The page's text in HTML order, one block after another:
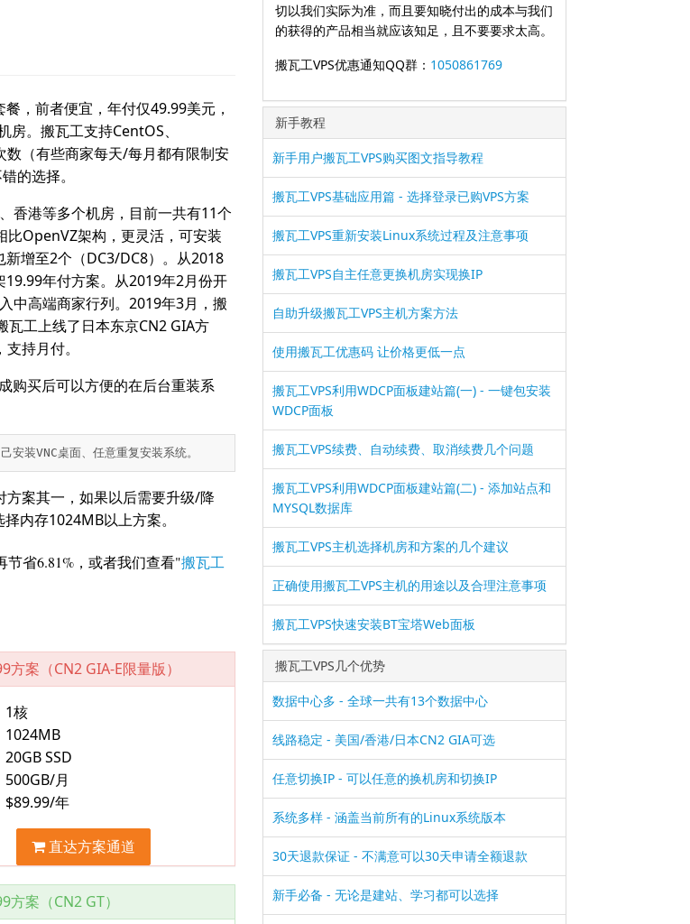
，前者便宜，年付仅49.99美元，
。搬瓦工支持CentOS、
（有些商家每天/每月都有限制安
的选择。
香港等多个机房，目前一共有11个
比OpenVZ架构，更灵活，可安装
增至2个（DC3/DC8）。从2018
年付方案。从2019年2月份开
中高端商家行列。2019年3月，搬
工上线了日本东京CN2 GIA方
持月付。
购买后可以方便的在后台重装系
装VNC桌面、任意重复安装系统。
案其一，如果以后需要升级/降
内存1024MB以上方案。
节省6.81%，或者我们查看"搬瓦工
方案（CN2 GIA-E限量版）
1核
1024MB
SSD
500GB/月
$89.99/年
直达方案通道
方案（CN2 GT）
切以我们实际为准，而且要知晓付出的成本与我们
的获得的产品相当就应该知足，且不要要求太高。
搬瓦工VPS优惠通知QQ群： 1050861769
新手教程
新手用户搬瓦工VPS购买图文指导教程
搬瓦工VPS基础应用篇 - 选择登录已购VPS方案
搬瓦工VPS重新安装Linux系统过程及注意事项
搬瓦工VPS自主任意更换机房实现换IP
自助升级搬瓦工VPS主机方案方法
使用搬瓦工优惠码 让价格更低一点
搬瓦工VPS利用WDCP面板建站篇(一) - 一键包安装
WDCP面板
搬瓦工VPS续费、自动续费、取消续费几个问题
搬瓦工VPS利用WDCP面板建站篇(二) - 添加站点和
MYSQL数据库
搬瓦工VPS主机选择机房和方案的几个建议
正确使用搬瓦工VPS主机的用途以及合理注意事项
搬瓦工VPS快速安装BT宝塔Web面板
搬瓦工VPS几个优势
数据中心多 - 全球一共有13个数据中心
线路稳定 - 美国/香港/日本CN2 GIA可选
任意切换IP - 可以任意的换机房和切换IP
系统多样 - 涵盖当前所有的Linux系统版本
30天退款保证 - 不满意可以30天申请全额退款
新手必备 - 无论是建站、学习都可以选择